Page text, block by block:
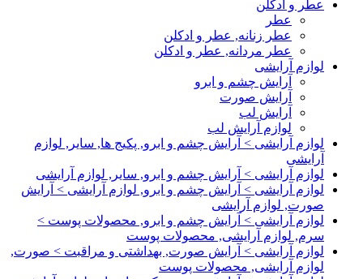
عطر و ادکلن
عطر
عطر زنانه, عطر و ادکلن
عطر مردانه, عطر و ادکلن
لوازم آرایشی
آرایش چشم و ابرو
آرایش صورت
آرایش لب
لوازم آرایش لب
لوازم آرایشی > آرایش چشم و ابرو, پکیج ها, سایر, لوازم
آرایشی
لوازم آرایشی > آرایش چشم و ابرو, سایر, لوازم آرایشی
لوازم آرایشی > آرایش چشم و ابرو, لوازم آرایشی > آرایش
صورت, لوازم آرایشی
لوازم آرایشی > آرایش چشم و ابرو, محصولات پوست >
سرم, لوازم آرایشی, محصولات پوست
لوازم آرایشی > آرایش صورت, بهداشتی و مراقبت > صورت,
لوازم آرایشی, محصولات پوست